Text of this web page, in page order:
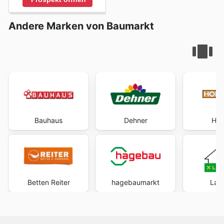
Andere Marken von Baumarkt
Bauhaus
Betten Reiter
Dehner
hagebaumarkt